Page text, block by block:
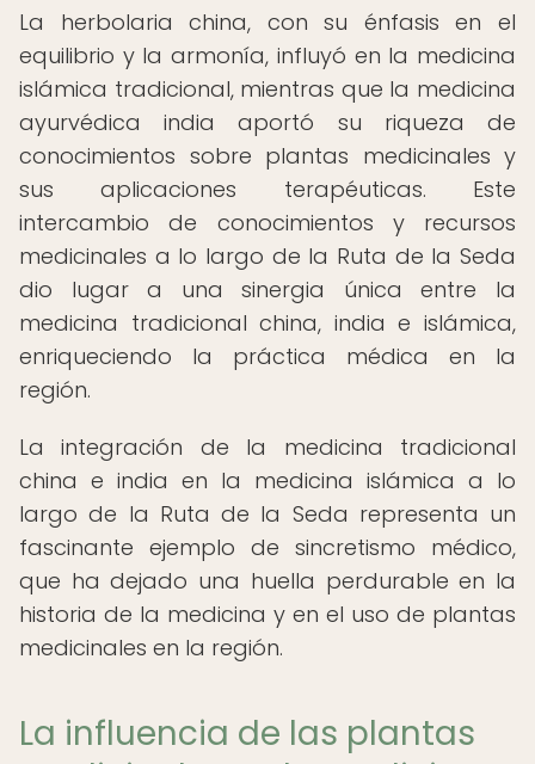
La herbolaria china, con su énfasis en el
equilibrio y la armonía, influyó en la medicina
islámica tradicional, mientras que la medicina
ayurvédica india aportó su riqueza de
conocimientos sobre plantas medicinales y
sus aplicaciones terapéuticas. Este
intercambio de conocimientos y recursos
medicinales a lo largo de la Ruta de la Seda
dio lugar a una sinergia única entre la
medicina tradicional china, india e islámica,
enriqueciendo la práctica médica en la
región.
La integración de la medicina tradicional
china e india en la medicina islámica a lo
largo de la Ruta de la Seda representa un
fascinante ejemplo de sincretismo médico,
que ha dejado una huella perdurable en la
historia de la medicina y en el uso de plantas
medicinales en la región.
La influencia de las plantas